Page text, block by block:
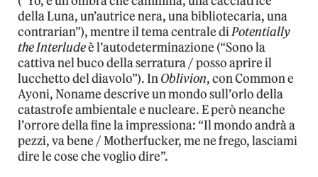
della Luna, un’autrice nera, una bibliotecaria, una
contrarian”), mentre il tema centrale diPotentially
the Interludeè l’autodeterminazione (“Sono la
cattiva nel buco della serratura / posso aprire il
lucchetto del diavolo”). InOblivion, con Common e
Ayoni, Noname descrive un mondo sull’orlo della
catastrofe ambientale e nucleare. E però neanche
l’orrore della fine la impressiona: “Il mondo andrà a
pezzi, va bene / Motherfucker, me ne frego, lasciami
dire le cose che voglio dire”.